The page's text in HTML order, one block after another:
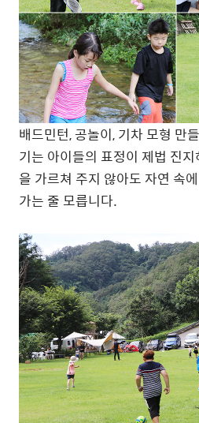
배드민턴, 공놀이, 기차 모형 만
기는 아이들의 표정이 제법 진
을 가르쳐 주지 않아도 자연 속
가는 줄 모릅니다.